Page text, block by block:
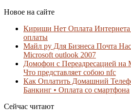
Новое на сайте
Кириши Нет Оплата Интернета
оплаты
Майл ру Для Бизнеса Почта
Microsoft outlook 2007
Домофон с Переадресацией на
Что представляет собою nfc
Как Оплатить Домашний
Банкинг • Оплата со смартфона
Сейчас читают